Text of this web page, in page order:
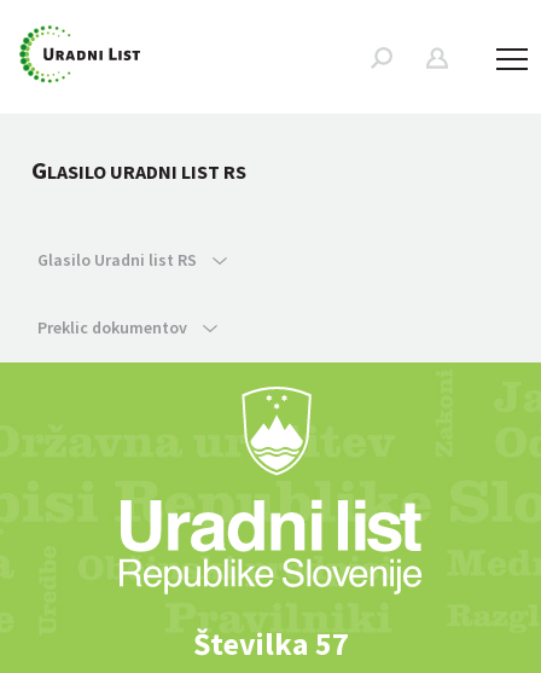
GLASILO URADNI LIST RS
Glasilo Uradni list RS
Preklic dokumentov
Številka 57